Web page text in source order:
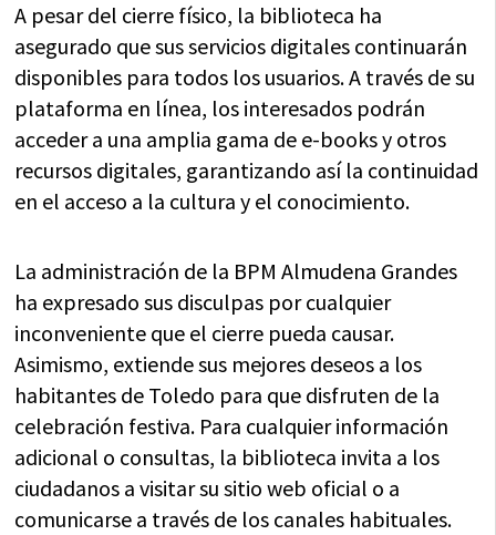
A pesar del cierre físico, la biblioteca ha
asegurado que sus servicios digitales continuarán
disponibles para todos los usuarios. A través de su
plataforma en línea, los interesados podrán
acceder a una amplia gama de e-books y otros
recursos digitales, garantizando así la continuidad
en el acceso a la cultura y el conocimiento.
La administración de la BPM Almudena Grandes
ha expresado sus disculpas por cualquier
inconveniente que el cierre pueda causar.
Asimismo, extiende sus mejores deseos a los
habitantes de Toledo para que disfruten de la
celebración festiva. Para cualquier información
adicional o consultas, la biblioteca invita a los
ciudadanos a visitar su sitio web oficial o a
comunicarse a través de los canales habituales.